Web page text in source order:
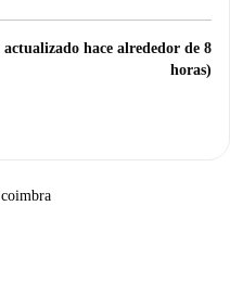
hace alrededor de 8
horas)